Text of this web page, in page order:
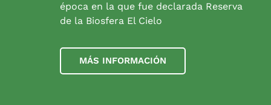
época en la que fue declarada Reserva
de la Biosfera El Cielo
MÁS INFORMACIÓN